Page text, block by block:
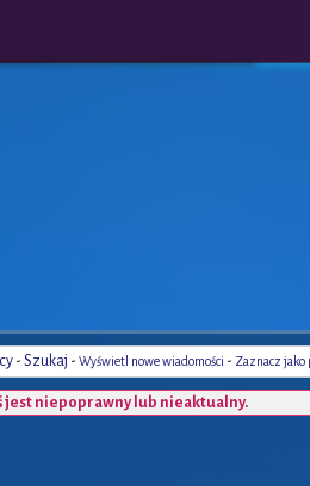
- Szukaj - Wyświetl nowe wiadomości - Zaznacz jako
jest niepoprawny lub nieaktualny.